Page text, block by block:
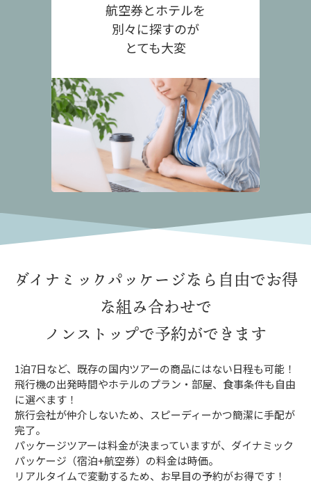
航空券とホテルを
別々に探すのが
とても大変
ダイナミックパッケージなら 自由でお得
な組み合わせで
ノンストップで予約ができます
1泊7日など、既存の国内ツアーの商品にはない日程も可能！
飛行機の出発時間やホテルのプラン・部屋、食事条件も自由
に選べます！
旅行会社が仲介しないため、スピーディーかつ簡潔に手配が
完了。
パッケージツアーは料金が決まっていますが、ダイナミック
パッケージ（宿泊+航空券）の料金は時価。
リアルタイムで変動するため、お早目の予約がお得です！